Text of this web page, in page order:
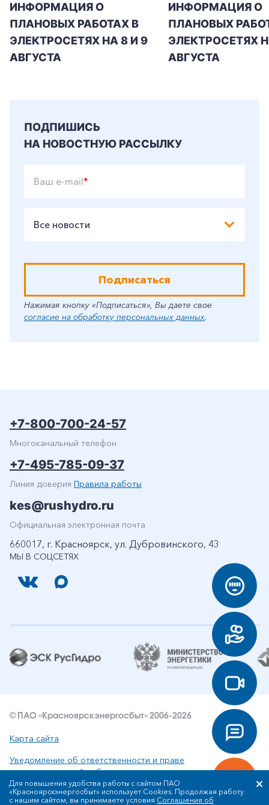
ИНФОРМАЦИЯ О
ПЛАНОВЫХ РАБОТАХ В
ЭЛЕКТРОСЕТЯХ НА 8 И 9
АВГУСТА
ИНФОРМАЦИЯ О
ПЛАНОВЫХ
ЭЛЕКТРОСЕТЯХ
АВГУСТА
ПОДПИШИСЬ
НА НОВОСТНУЮ РАССЫЛКУ
Ваш e-mail*
Все новости
Подписаться
Нажимая кнопку «Подписаться», Вы даете свое
согласие на обработку персональных данных.
МЫ В СОЦСЕТЯХ
+7-800-700-24-57
Многоканальный телефон
+7-495-785-09-37
Линия доверия Правила работы
kes@rushydro.ru
Официальная электронная почта
660017, г. Красноярск, ул. Дубровинского, 43
© ПАО «Красноярскэнергосбыт» 2006-2026
Карта сайта
Уведомление об ответственности и праве
интеллектуальной собственности
Политика ПАО «Красноярскэнергосбыт» в отношении
Для повышения удобства работы с сайтом ПАО
«Красноярскэнергосбыт» использует Cookies. Продолжая работу
с нашим сайтом, вы принимаете условия Соглашения об